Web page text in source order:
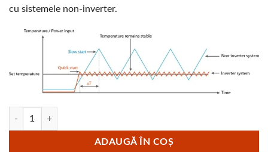
cu sistemele non-inverter.
ADAUGĂ ÎN COȘ